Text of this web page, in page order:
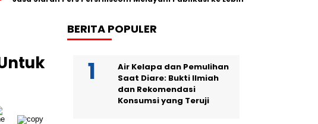
BERITA POPULER
Air Kelapa dan Pemulihan
Saat Diare: Bukti Ilmiah
dan Rekomendasi
Konsumsi yang Teruji